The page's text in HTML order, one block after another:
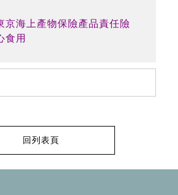
海上產物保險產品責任險
食用
回列表頁